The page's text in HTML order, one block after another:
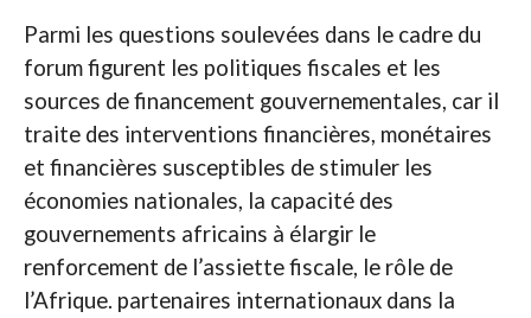
Parmi les questions soulevées dans le cadre du
forum figurent les politiques fiscales et les
sources de financement gouvernementales, car il
traite des interventions financières, monétaires
et financières susceptibles de stimuler les
économies nationales, la capacité des
gouvernements africains à élargir le
renforcement de l’assiette fiscale, le rôle de
l’Afrique. partenaires internationaux dans la